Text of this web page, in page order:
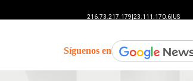
Síguenos en